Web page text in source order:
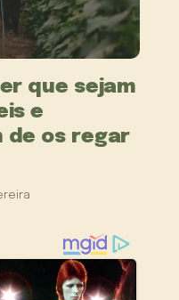
que sejam
e
de os regar